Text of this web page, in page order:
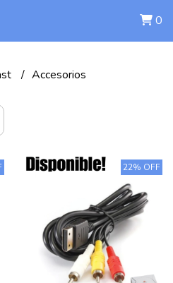
0
Accesorios
22% OFF